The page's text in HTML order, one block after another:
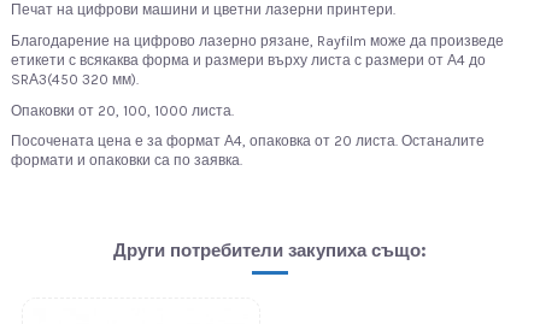
Печат на цифрови машини и цветни лазерни принтери.
Благодарение на цифрово лазерно рязане, Rayfilm може да произведе
етикети с всякаква форма и размери върху листа с размери от А4 до
SRА3(450 320 мм).
Опаковки от 20, 100, 1000 листа.
Посочената цена е за формат А4, опаковка от 20 листа. Останалите
формати и опаковки са по заявка.
Други потребители закупиха също: